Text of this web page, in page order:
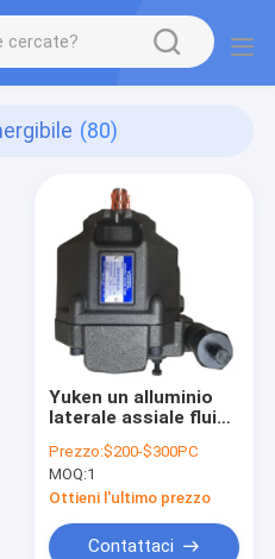
(80)
Yuken un alluminio
laterale assiale fluido
porto della pompa a
pistone di
spostamento
Prezzo:$200-$300PC
MOQ:1
Ottieni l'ultimo prezzo
Contattaci